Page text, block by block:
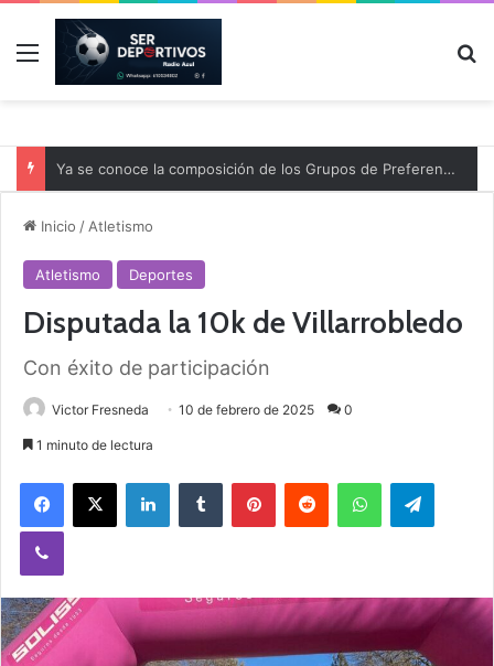
Menú
Ya se conoce la composición de los Grupos de Preferente y el calendario
Inicio / Atletismo
Atletismo Deportes
Disputada la 10k de Villarrobledo
Con éxito de participación
Victor Fresneda 10 de febrero de 2025 0
1 minuto de lectura